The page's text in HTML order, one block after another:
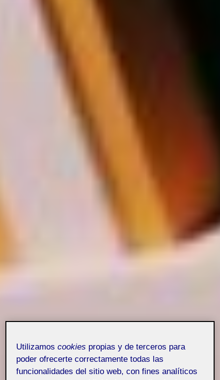
Utilizamoscookies propias y de terceros para
poder ofrecerte correctamente todas las
funcionalidades del sitio web, con fines analíticos